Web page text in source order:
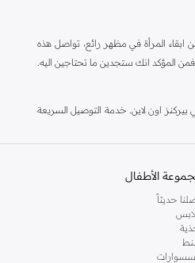
المرأة في مظهر رائع، تواصل هذه
المؤكد انك ستجدين ما تحتاجين اليه.
اون لاين. خدمة التوصيل السريعة
الأطفال
حديثاً